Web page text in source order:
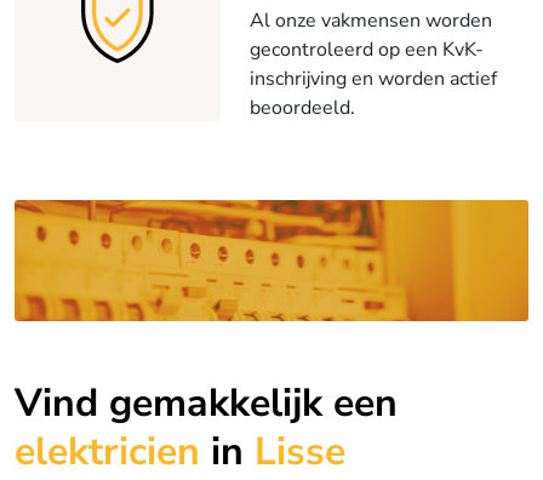
Al onze vakmensen worden
gecontroleerd op een KvK-
inschrijving en worden actief
beoordeeld.
Vind gemakkelijk een
elektricien in Lisse